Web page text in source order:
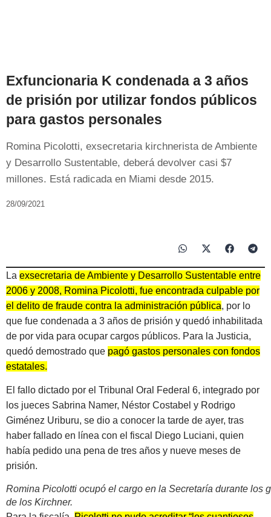
Exfuncionaria K condenada a 3 años
de prisión por utilizar fondos públicos
para gastos personales
Romina Picolotti, exsecretaria kirchnerista de Ambiente
y Desarrollo Sustentable, deberá devolver casi $7
millones. Está radicada en Miami desde 2015.
28/09/2021
La exsecretaria de Ambiente y Desarrollo Sustentable entre
2006 y 2008, Romina Picolotti, fue encontrada culpable por
el delito de fraude contra la administración pública, por lo
que fue condenada a 3 años de prisión y quedó inhabilitada
de por vida para ocupar cargos públicos. Para la Justicia,
quedó demostrado que pagó gastos personales con fondos
estatales.
El fallo dictado por el Tribunal Oral Federal 6, integrado por
los jueces Sabrina Namer, Néstor Costabel y Rodrigo
Giménez Uriburu, se dio a conocer la tarde de ayer, tras
haber fallado en línea con el fiscal Diego Luciani, quien
había pedido una pena de tres años y nueve meses de
prisión.
Romina Picolotti ocupó el cargo en la Secretaría durante los
de los Kirchner.